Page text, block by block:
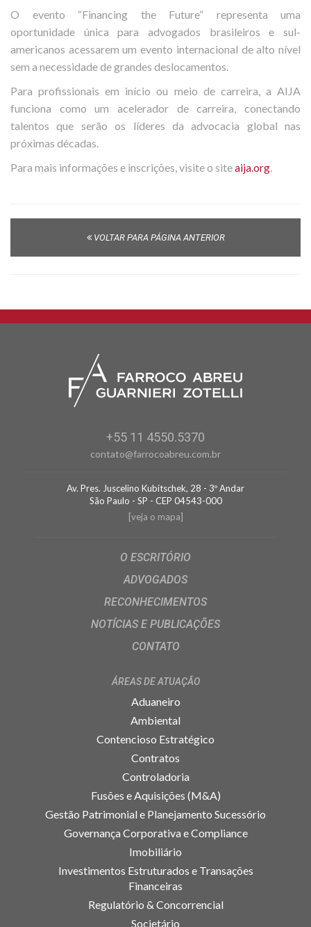
O evento “Financing the Future” representa uma
oportunidade única para advogados brasileiros e sul-
americanos acessarem um evento internacional de alto nível
sem a necessidade de grandes deslocamentos.
Para profissionais em início ou meio de carreira, a AIJA
funciona como um acelerador de carreira, conectando
talentos que serão os líderes da advocacia global nas
próximas décadas.
Para mais informações e inscrições, visite o siteaija.org
VOLTAR PARA PÁGINA ANTERIOR
+55 11 4550.5370
contato@farrocoabreu.com.br
Av. Pres. Juscelino Kubitschek, 28 - 3º Andar
São Paulo - SP - CEP 04543-000
[veja o mapa]
O ESCRITÓRIO
ADVOGADOS
RECONHECIMENTOS
NOTÍCIAS E PUBLICAÇÕES
CONTATO
ÁREAS DE ATUAÇÃO
Aduaneiro
Ambiental
Contencioso Estratégico
Contratos
Controladoria
Fusões e Aquisições (M&A)
Gestão Patrimonial e Planejamento Sucessório
Governança Corporativa e Compliance
Imobiliário
Investimentos Estruturados e Transações
Financeiras
Regulatório & Concorrencial
Societário